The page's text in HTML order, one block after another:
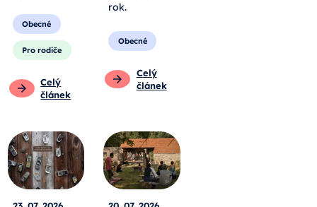
Obecné
Pro rodiče
Celý
článek
rok.
Obecné
Celý
článek